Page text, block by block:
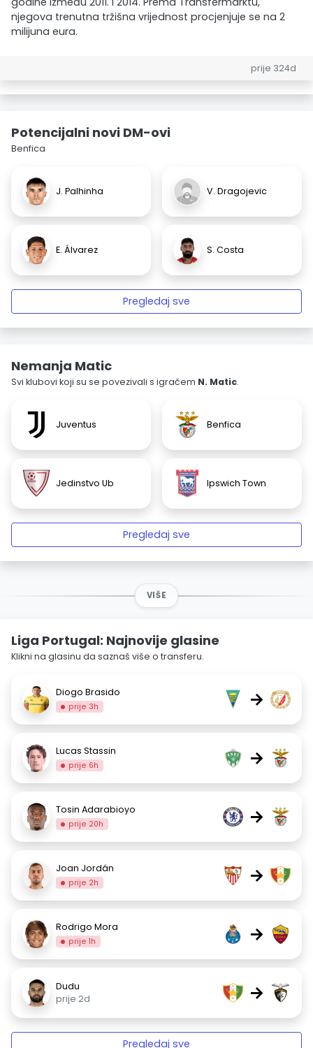
njegova trenutna tržišna vrijednost procjenjuje se na 2
milijuna eura.
prije 324d
Potencijalni novi DM-ovi
Benfica
J. Palhinha V. Dragojevic
E. Álvarez S. Costa
Pregledaj sve
Nemanja Matic
Svi klubovi koji su se povezivali s igračem N. Matic.
Juventus Benfica
Jedinstvo Ub Ipswich Town
Pregledaj sve
VIŠE
Liga Portugal: Najnovije glasine
Klikni na glasinu da saznaš više o transferu.
Diogo Brasido
prije 3h →
Lucas Stassin
prije 6h →
Tosin Adarabioyo
prije 20h →
Joan Jordán
prije 2h →
Rodrigo Mora
prije 1h →
Dudu
prije 2d
→
Pregledaj sve